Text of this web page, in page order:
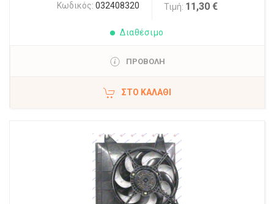
Κωδικός: 032408320 Τιμή: 11,30 €
Διαθέσιμο
ΠΡΟΒΟΛΗ
ΣΤΟ ΚΑΛΆΘΙ